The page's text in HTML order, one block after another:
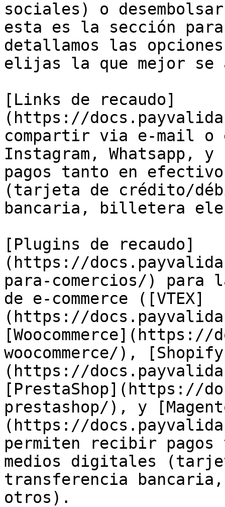
sociales) o
esta es la sección
detallamos las
elijas la que mejor se
[Links de recaudo]
(https://
compartir via e-mail o
Instagram, Whatsapp,
pagos tanto en
(tarjeta de crédito/
bancaria, billetera
[Plugins de recaudo]
(https://
para-comercios/) para
de e-commerce ([VTEX]
(https://
woocommerce/),
(https://
[PrestaShop](https://
prestashop/), y
(https://
permiten recibir pagos
medios digitales
transferencia
otros).